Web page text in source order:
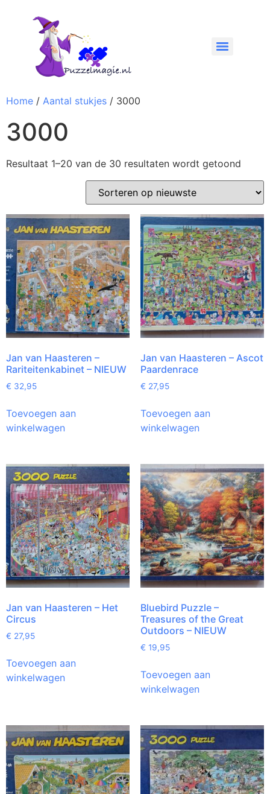
Home / Aantal stukjes / 3000
3000
Resultaat 1–20 van de 30 resultaten wordt getoond
Jan van Haasteren –
Rariteitenkabinet – NIEUW
€ 32,95
Toevoegen aan
winkelwagen
Jan van Haasteren – Ascot
Paardenrace
€ 27,95
Toevoegen aan
winkelwagen
Jan van Haasteren – Het
Circus
€ 27,95
Toevoegen aan
winkelwagen
Bluebird Puzzle –
Treasures of the Great
Outdoors – NIEUW
€ 19,95
Toevoegen aan
winkelwagen